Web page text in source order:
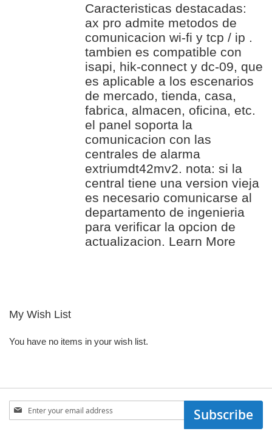
WISH
LIST
Caracteristicas destacadas:
ax pro admite metodos de
comunicacion wi-fi y tcp / ip .
tambien es compatible con
isapi, hik-connect y dc-09, que
es aplicable a los escenarios
de mercado, tienda, casa,
fabrica, almacen, oficina, etc.
el panel soporta la
comunicacion con las
centrales de alarma
extriumdt42mv2. nota: si la
central tiene una version vieja
es necesario comunicarse al
departamento de ingenieria
para verificar la opcion de
actualizacion. Learn More
My Wish List
You have no items in your wish list.
Sign
Up
Subscribe